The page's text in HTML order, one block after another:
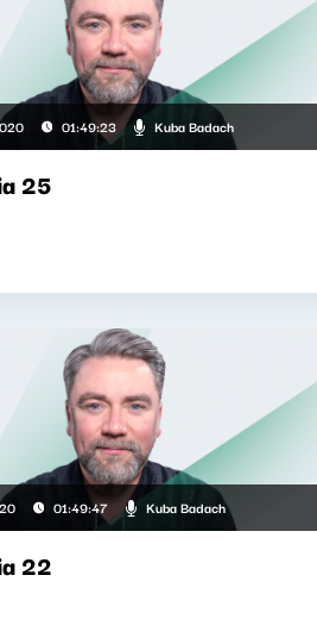
01:49:23 Kuba Badach
25
01:49:47 Kuba Badach
22